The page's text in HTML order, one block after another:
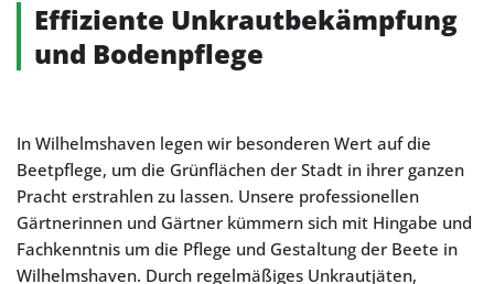
Effiziente Unkrautbekämpfung
und Bodenpflege
In Wilhelmshaven legen wir besonderen Wert auf die
Beetpflege, um die Grünflächen der Stadt in ihrer ganzen
Pracht erstrahlen zu lassen. Unsere professionellen
Gärtnerinnen und Gärtner kümmern sich mit Hingabe und
Fachkenntnis um die Pflege und Gestaltung der Beete in
Wilhelmshaven. Durch regelmäßiges Unkrautjäten,